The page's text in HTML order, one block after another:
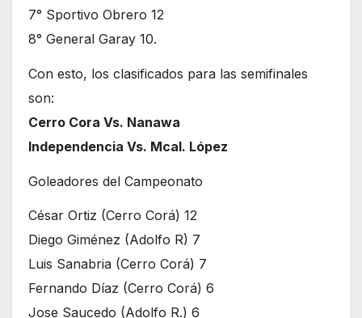
7° Sportivo Obrero 12
8° General Garay 10.
Con esto, los clasificados para las semifinales
son:
Cerro Cora Vs. Nanawa
Independencia Vs. Mcal. López
Goleadores del Campeonato
César Ortiz (Cerro Corá) 12
Diego Giménez (Adolfo R) 7
Luis Sanabria (Cerro Corá) 7
Fernando Díaz (Cerro Corá) 6
Jose Saucedo (Adolfo R.) 6